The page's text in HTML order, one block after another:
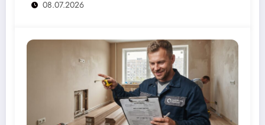
расчёт от 500 000 рублей
08.07.2026